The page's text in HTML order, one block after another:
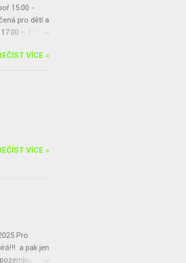
15.00 -
pro dětí a
– 17.30
20.00 –VÍCE »
VÍCE »
Pro
a pak jen